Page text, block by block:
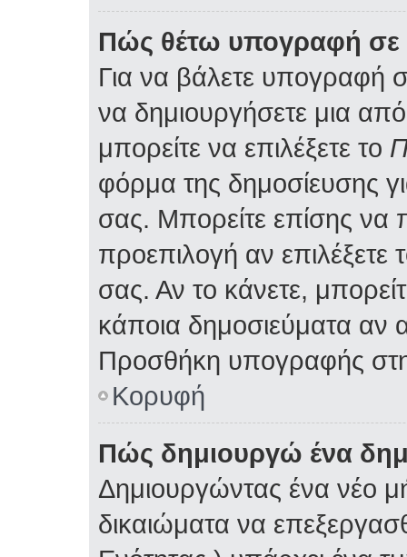
Πώς θέτω υπογραφή σε
Για να βάλετε υπογραφή
να δημιουργήσετε μια
μπορείτε να επιλέξετε το
φόρμα της δημοσίευσης
σας. Μπορείτε επίσης
προεπιλογή αν
σας. Αν το κάνετε,
κάποια δημοσιεύματα αν
Προσθήκη υπογραφής
Κορυφή
Πώς δημιουργώ ένα
Δημιουργώντας ένα νέο
δικαιώματα να